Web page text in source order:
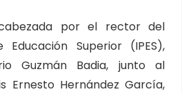
por el rector del
Superior (IPES),
Guzmán Badia, junto al
Ernesto Hernández García,